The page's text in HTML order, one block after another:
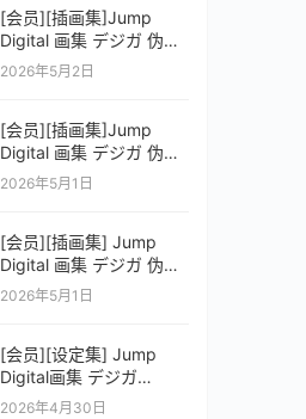
[会员][插画集]Jump
Digital 画集 デジガ 伪恋
ニセコイ 3
2026年5月2日
[会员][插画集]Jump
Digital 画集 デジガ 伪恋
ニセコイ 2
2026年5月1日
[会员][插画集] Jump
Digital 画集 デジガ 伪恋
ニセコイ 1
2026年5月1日
[会员][设定集] Jump
Digital画集 デジガ
CLAYMORE 2
2026年4月30日